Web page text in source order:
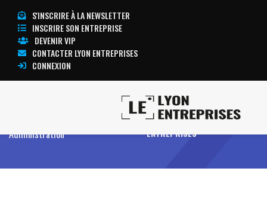
S'INSCRIRE À LA NEWSLETTER
INSCRIRE SON ENTREPRISE
DEVENIR VIP
CONTACTER LYON ENTREPRISES
CONNEXION
Association, Groupement,
Administration
TOUTE L’ACTUALITÉ LYON
ENTREPRISES